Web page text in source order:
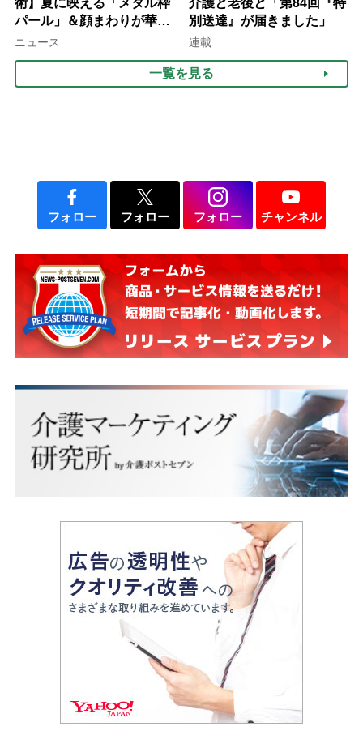
術】夏に映える「メタル枠
パール」＆顔まわりが華や
ぐ「揺れる一粒」の使い分
け方
ニュース
介護と老後と「第84回『特
別送達』が届きました」
連載
一覧を見る
フォロー フォロー フォロー チャンネル